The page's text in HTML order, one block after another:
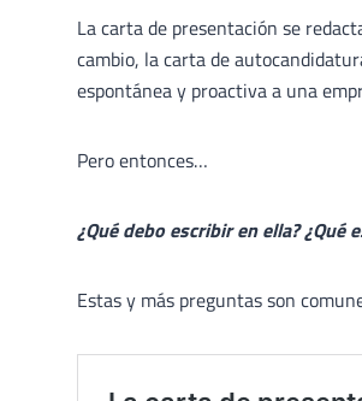
La carta de presentación se
cambio, la carta de
espontánea y proactiva a una
Pero entonces…
¿Qué debo escribir en ella? ¿Qué
Estas y más preguntas son